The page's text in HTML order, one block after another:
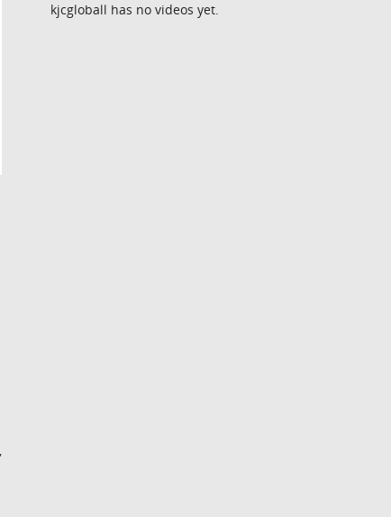
kjcgloball has no videos yet.